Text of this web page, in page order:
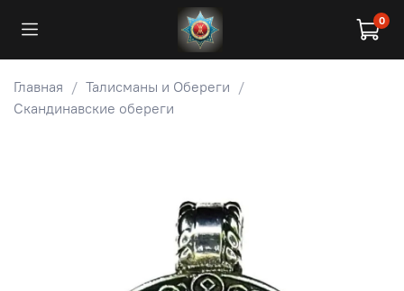
0
Главная
Талисманы и Обереги
Скандинавские обереги